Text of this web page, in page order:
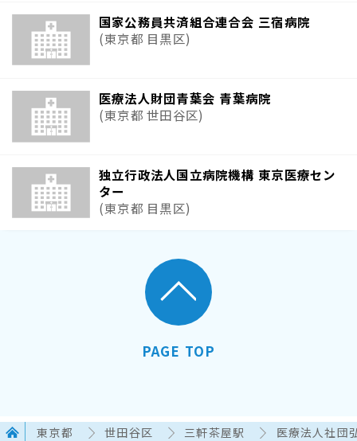
国家公務員共済組合連合会 三宿病院
(東京都 目黒区)
医療法人財団青葉会 青葉病院
(東京都 世田谷区)
独立行政法人国立病院機構 東京医療セン
ター
(東京都 目黒区)
PAGE TOP
東京都 世田谷区 三軒茶屋駅 医療法人社団